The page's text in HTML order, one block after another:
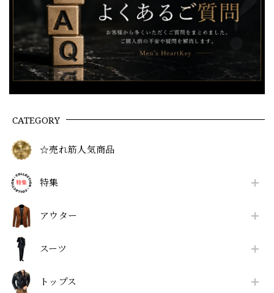
CATEGORY
☆売れ筋人気商品
特集
アウター
スーツ
トップス